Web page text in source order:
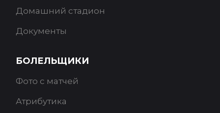
Домашний стадион
Документы
БОЛЕЛЬЩИКИ
Фото с матчей
Атрибутика